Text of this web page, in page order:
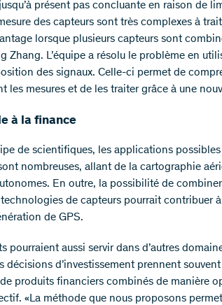
présent pas concluante en raison de
des capteurs sont très complexes à
lorsque plusieurs capteurs sont
Zhang. L’équipe a résolu le problème en
des signaux. Celle-ci permet de
les mesures et de les traiter grâce à une
à la finance
de scientifiques, les applications
nombreuses, allant de la cartographie
En outre, la possibilité de
de capteurs pourrait contribuer
de GPS.
pourraient aussi servir dans d’autres
décisions d’investissement prennent
produits financiers combinés de manière
«La méthode que nous proposons